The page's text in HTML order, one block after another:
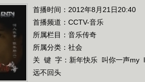
首播时间：2012年8月21日20:40
首播频道： CCTV-音乐
所属栏目： 音乐传奇
所属分类：社会
关 键 字： 新年快乐 叫你一声my
远不回头